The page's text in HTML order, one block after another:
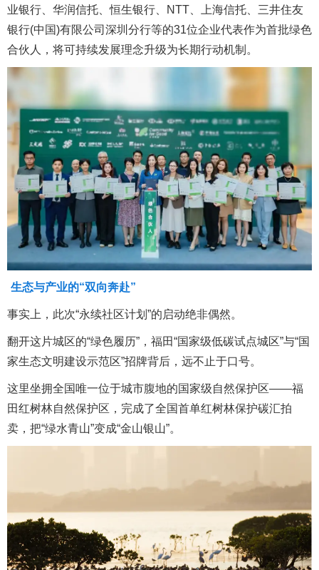
业银行、华润信托、恒生银行、NTT、上海信托、三井住友
银行(中国)有限公司深圳分行等的31位企业代表作为首批绿色
合伙人，将可持续发展理念升级为长期行动机制。
生态与产业的“双向奔赴”
事实上，此次“永续社区计划”的启动绝非偶然。
翻开这片城区的“绿色履历”，福田“国家级低碳试点城区”与“国
家生态文明建设示范区”招牌背后，远不止于口号。
这里坐拥全国唯一位于城市腹地的国家级自然保护区——福
田红树林自然保护区，完成了全国首单红树林保护碳汇拍
卖，把“绿水青山”变成“金山银山”。